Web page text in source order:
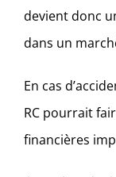
devient donc
dans un
En cas
RC pourrait
financières